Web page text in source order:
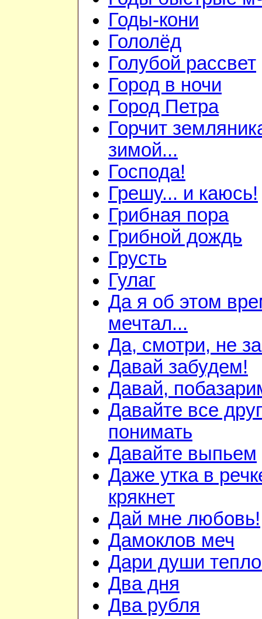
Годы-кони
Гололёд
Голубой рассвет
Город в ночи
Город Петра
Горчит
зимой...
Господа!
Грешу... и каюсь!
Грибная пора
Грибной дождь
Грусть
Гулаг
Да я об этом
мечтал...
Да, смотри, не
Давай забудем!
Давай,
Давайте все
понимать
Давайте выпьем
Даже утка в
крякнет
Дай мне любовь!
Дамоклов меч
Дари души
Два дня
Два рубля